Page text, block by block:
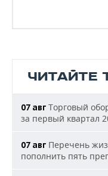
ЧИТАЙТЕ
07 авг Торговый
за первый квартал
07 авг Перечень
пополнить пять